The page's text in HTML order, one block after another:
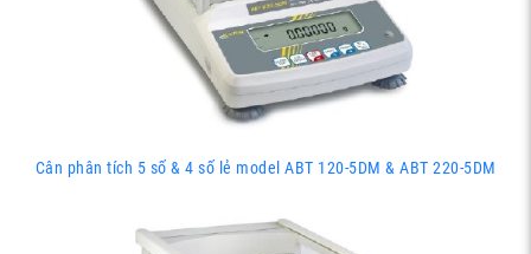
Cân phân tích 5 số & 4 số lẻ model ABT 120-5DM & ABT 220-5DM